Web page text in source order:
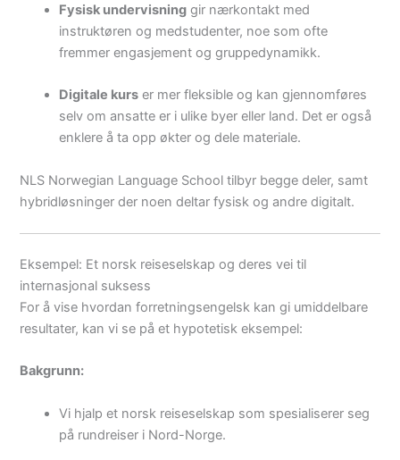
Fysisk undervisning gir nærkontakt med
instruktøren og medstudenter, noe som ofte
fremmer engasjement og gruppedynamikk.
Digitale kurs er mer fleksible og kan gjennomføres
selv om ansatte er i ulike byer eller land. Det er også
enklere å ta opp økter og dele materiale.
NLS Norwegian Language School tilbyr begge deler, samt
hybridløsninger der noen deltar fysisk og andre digitalt.
Eksempel: Et norsk reiseselskap og deres vei til
internasjonal suksess
For å vise hvordan forretningsengelsk kan gi umiddelbare
resultater, kan vi se på et hypotetisk eksempel:
Bakgrunn:
Vi hjalp et norsk reiseselskap som spesialiserer seg
på rundreiser i Nord-Norge.